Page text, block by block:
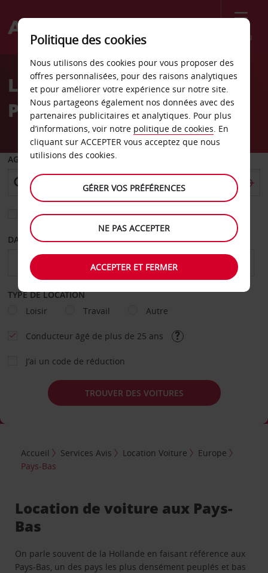
Menu
Welcome
AvisLocation de voiture aux
Pays-Bas
AGENCE DE DÉPART
Sélectionnez une autre agence de retour
DATE DE DÉPART DATE DE RETOUR
TYPE DE LOCATION
Loisir
Travail Autre
Conducteur âgé de plus de 25 ans
J’ai un code de réduction
TROUVER DES VOITURES
Accueil Services Avis Location Voiture
Europe
Pays-Bas
Location de voiture aux Pays-
Bas
On parle souvent de la Hollande en faisant référence aux
Pays-Bas, un des pays les plus densément peuplés et bas
Politique des cookies
Nous utilisons des cookies pour vous proposer des
offres personnalisées, pour des raisons analytiques
et pour améliorer votre expérience sur notre site.
Nous partageons également nos données avec des
partenaires publicitaires et analytiques. Pour plus
d’informations, voir notre politique de cookies. En
cliquant sur ACCEPTER vous acceptez que nous
utilisions des cookies.
GÉRER VOS PRÉFÉRENCES
NE PAS ACCEPTER
ACCEPTER ET FERMER